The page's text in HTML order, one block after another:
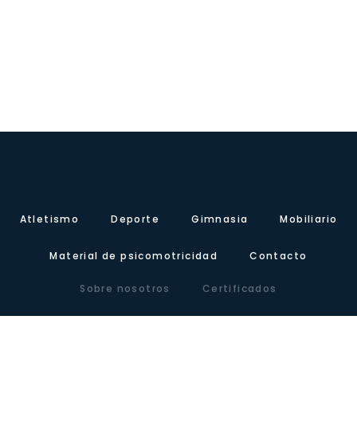
Atletismo Deporte Gimnasia Mobiliario
Material de psicomotricidad Contacto
Sobre nosotros Certificados